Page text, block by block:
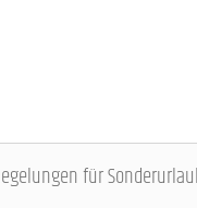
für